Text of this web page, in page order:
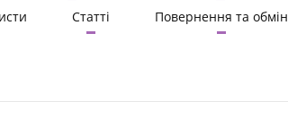
Статті Повернення та обмін